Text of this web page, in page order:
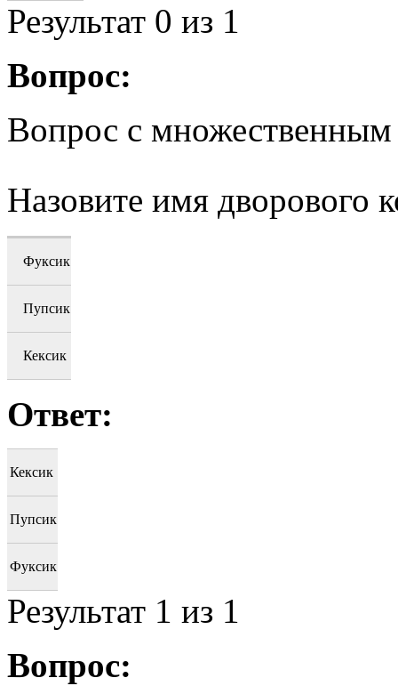
Результат 0 из 1
Вопрос:
Вопрос с
Назовите имя дворового
Фуксик
Пупсик
Кексик
Ответ:
Кексик
Пупсик
Фуксик
Результат 1 из 1
Вопрос: